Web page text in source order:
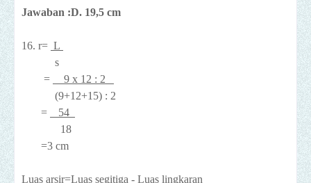
Jawaban :D. 19,5 cm
16. r= L
s
=
9 x 12 : 2
(9+12+15) : 2
=
54
18
=3 cm
Luas arsir=Luas segitiga - Luas lingkaran